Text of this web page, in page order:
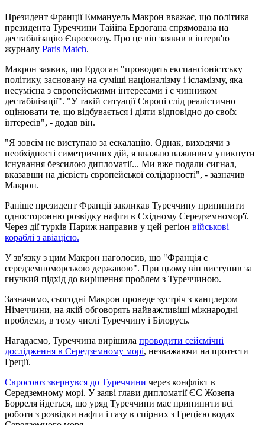
Президент Франції Еммануель Макрон вважає, що політика
президента Туреччини Тайіпа Ердогана спрямована на
дестабілізацію Євросоюзу. Про це він заявив в інтерв'ю
журналу Paris Match.
Макрон заявив, що Ердоган "проводить експансіоністську
політику, засновану на суміші націоналізму і ісламізму, яка
несумісна з європейськими інтересами і є чинником
дестабілізації". "У такій ситуації Європі слід реалістично
оцінювати те, що відбувається і діяти відповідно до своїх
інтересів", - додав він.
"Я зовсім не виступаю за ескалацію. Однак, виходячи з
необхідності симетричних дій, я вважаю важливим уникнути
існування безсилою дипломатії... Ми вже подали сигнал,
вказавши на дієвість європейської солідарності", - зазначив
Макрон.
Раніше президент Франції закликав Туреччину припинити
односторонню розвідку нафти в Східному Середземномор'ї.
Через дії турків Париж направив у цей регіон військові
кораблі з авіацією.
У зв'язку з цим Макрон наголосив, що "Франція є
середземноморською державою". При цьому він виступив за
гнучкий підхід до вирішення проблем з Туреччиною.
Зазначимо, сьогодні Макрон проведе зустріч з канцлером
Німеччини, на якій обговорять найважливіші міжнародні
проблеми, в тому числі Туреччину і Білорусь.
Нагадаємо, Туреччина вирішила проводити сейсмічні
дослідження в Середземному морі, незважаючи на протести
Греції.
Євросоюз звернувся до Туреччини через конфлікт в
Середземному морі. У заяві глави дипломатії ЄС Жозепа
Борреля йдеться, що уряд Туреччини має припинити всі
роботи з розвідки нафти і газу в спірних з Грецією водах